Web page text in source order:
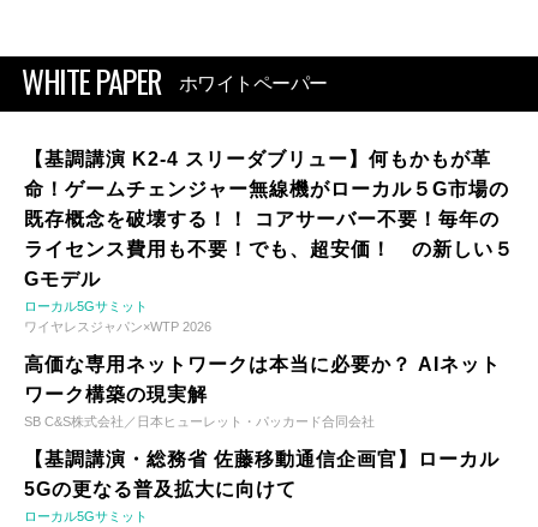
WHITE PAPER ホワイトペーパー
【基調講演 K2-4 スリーダブリュー】何もかもが革
命！ゲームチェンジャー無線機がローカル５G市場の
既存概念を破壊する！！ コアサーバー不要！毎年の
ライセンス費用も不要！でも、超安価！ の新しい５
Gモデル
ローカル5Gサミット
ワイヤレスジャパン×WTP 2026
高価な専用ネットワークは本当に必要か？ AIネット
ワーク構築の現実解
SB C&S株式会社／日本ヒューレット・パッカード合同会社
【基調講演・総務省 佐藤移動通信企画官】ローカル
5Gの更なる普及拡大に向けて
ローカル5Gサミット